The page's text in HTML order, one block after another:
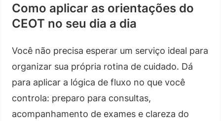
Como aplicar as orientações do
CEOT no seu dia a dia
Você não precisa esperar um serviço ideal para
organizar sua própria rotina de cuidado. Dá
para aplicar a lógica de fluxo no que você
controla: preparo para consultas,
acompanhamento de exames e clareza do